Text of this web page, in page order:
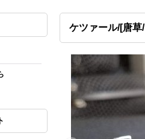
ケツァール/[唐草